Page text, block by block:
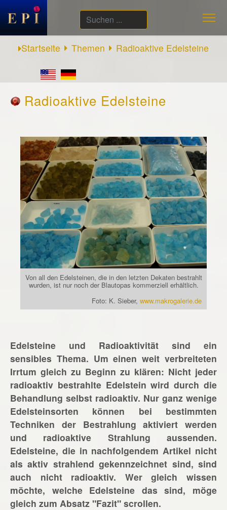
Suchen
...
Startseite
Themen Radioaktive Edelsteine
Radioaktive Edelsteine
Von all den Edelsteinen, die in den letzten Dekaten bestrahlt
wurden, ist nur noch der Blautopas kommerziell erhältlich.
Foto: K. Sieber, www.makrogalerie.de
Edelsteine und Radioaktivität sind ein
sensibles Thema. Um einen weit verbreiteten
Irrtum gleich zu Beginn zu klären: Nicht jeder
radioaktiv bestrahlte Edelstein wird durch die
Behandlung selbst radioaktiv. Nur ganz wenige
Edelsteinsorten können bei bestimmten
Techniken der Bestrahlung aktiviert werden
und radioaktive Strahlung aussenden.
Edelsteine, die in nachfolgendem Artikel nicht
als aktiv strahlend gekennzeichnet sind, sind
auch nicht radioaktiv. Wer gleich wissen
möchte, welche Edelsteine das sind, möge
gleich zum Absatz "Fazit" scrollen.